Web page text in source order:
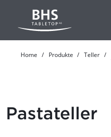
Home Produkte Teller
Pastateller